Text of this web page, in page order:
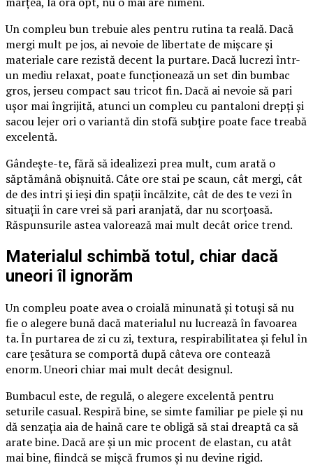
Un compleu bun trebuie ales pentru rutina ta reală. Dacă
mergi mult pe jos, ai nevoie de libertate de mișcare și
materiale care rezistă decent la purtare. Dacă lucrezi într-
un mediu relaxat, poate funcționează un set din bumbac
gros, jerseu compact sau tricot fin. Dacă ai nevoie să pari
ușor mai îngrijită, atunci un compleu cu pantaloni drepți și
sacou lejer ori o variantă din stofă subțire poate face treabă
excelentă.
Gândește-te, fără să idealizezi prea mult, cum arată o
săptămână obișnuită. Câte ore stai pe scaun, cât mergi, cât
de des intri și ieși din spații încălzite, cât de des te vezi în
situații în care vrei să pari aranjată, dar nu scorțoasă.
Răspunsurile astea valorează mai mult decât orice trend.
Materialul schimbă totul, chiar dacă
uneori îl ignorăm
Un compleu poate avea o croială minunată și totuși să nu
fie o alegere bună dacă materialul nu lucrează în favoarea
ta. În purtarea de zi cu zi, textura, respirabilitatea și felul în
care țesătura se comportă după câteva ore contează
enorm. Uneori chiar mai mult decât designul.
Bumbacul este, de regulă, o alegere excelentă pentru
seturile casual. Respiră bine, se simte familiar pe piele și nu
dă senzația aia de haină care te obligă să stai dreaptă ca să
arate bine. Dacă are și un mic procent de elastan, cu atât
mai bine, fiindcă se mișcă frumos și nu devine rigid.